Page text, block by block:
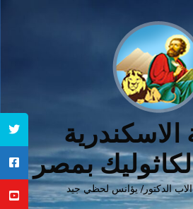
بمصر
الدكتور/ يؤانس لحظي جيد